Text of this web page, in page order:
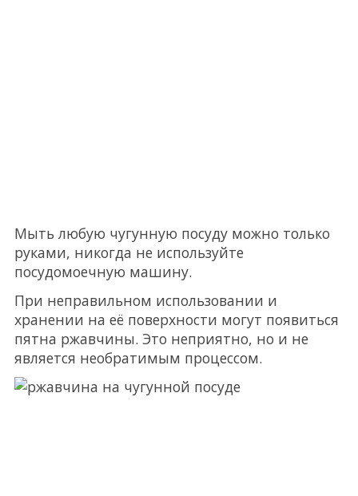
Мыть любую чугунную посуду можно только
руками, никогда не используйте
посудомоечную машину.
При неправильном использовании и
хранении на её поверхности могут появиться
пятна ржавчины. Это неприятно, но и не
является необратимым процессом.